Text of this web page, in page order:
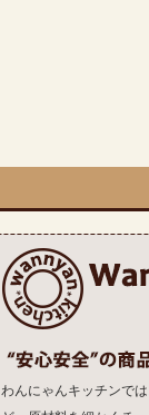
わんにゃんキッチンで